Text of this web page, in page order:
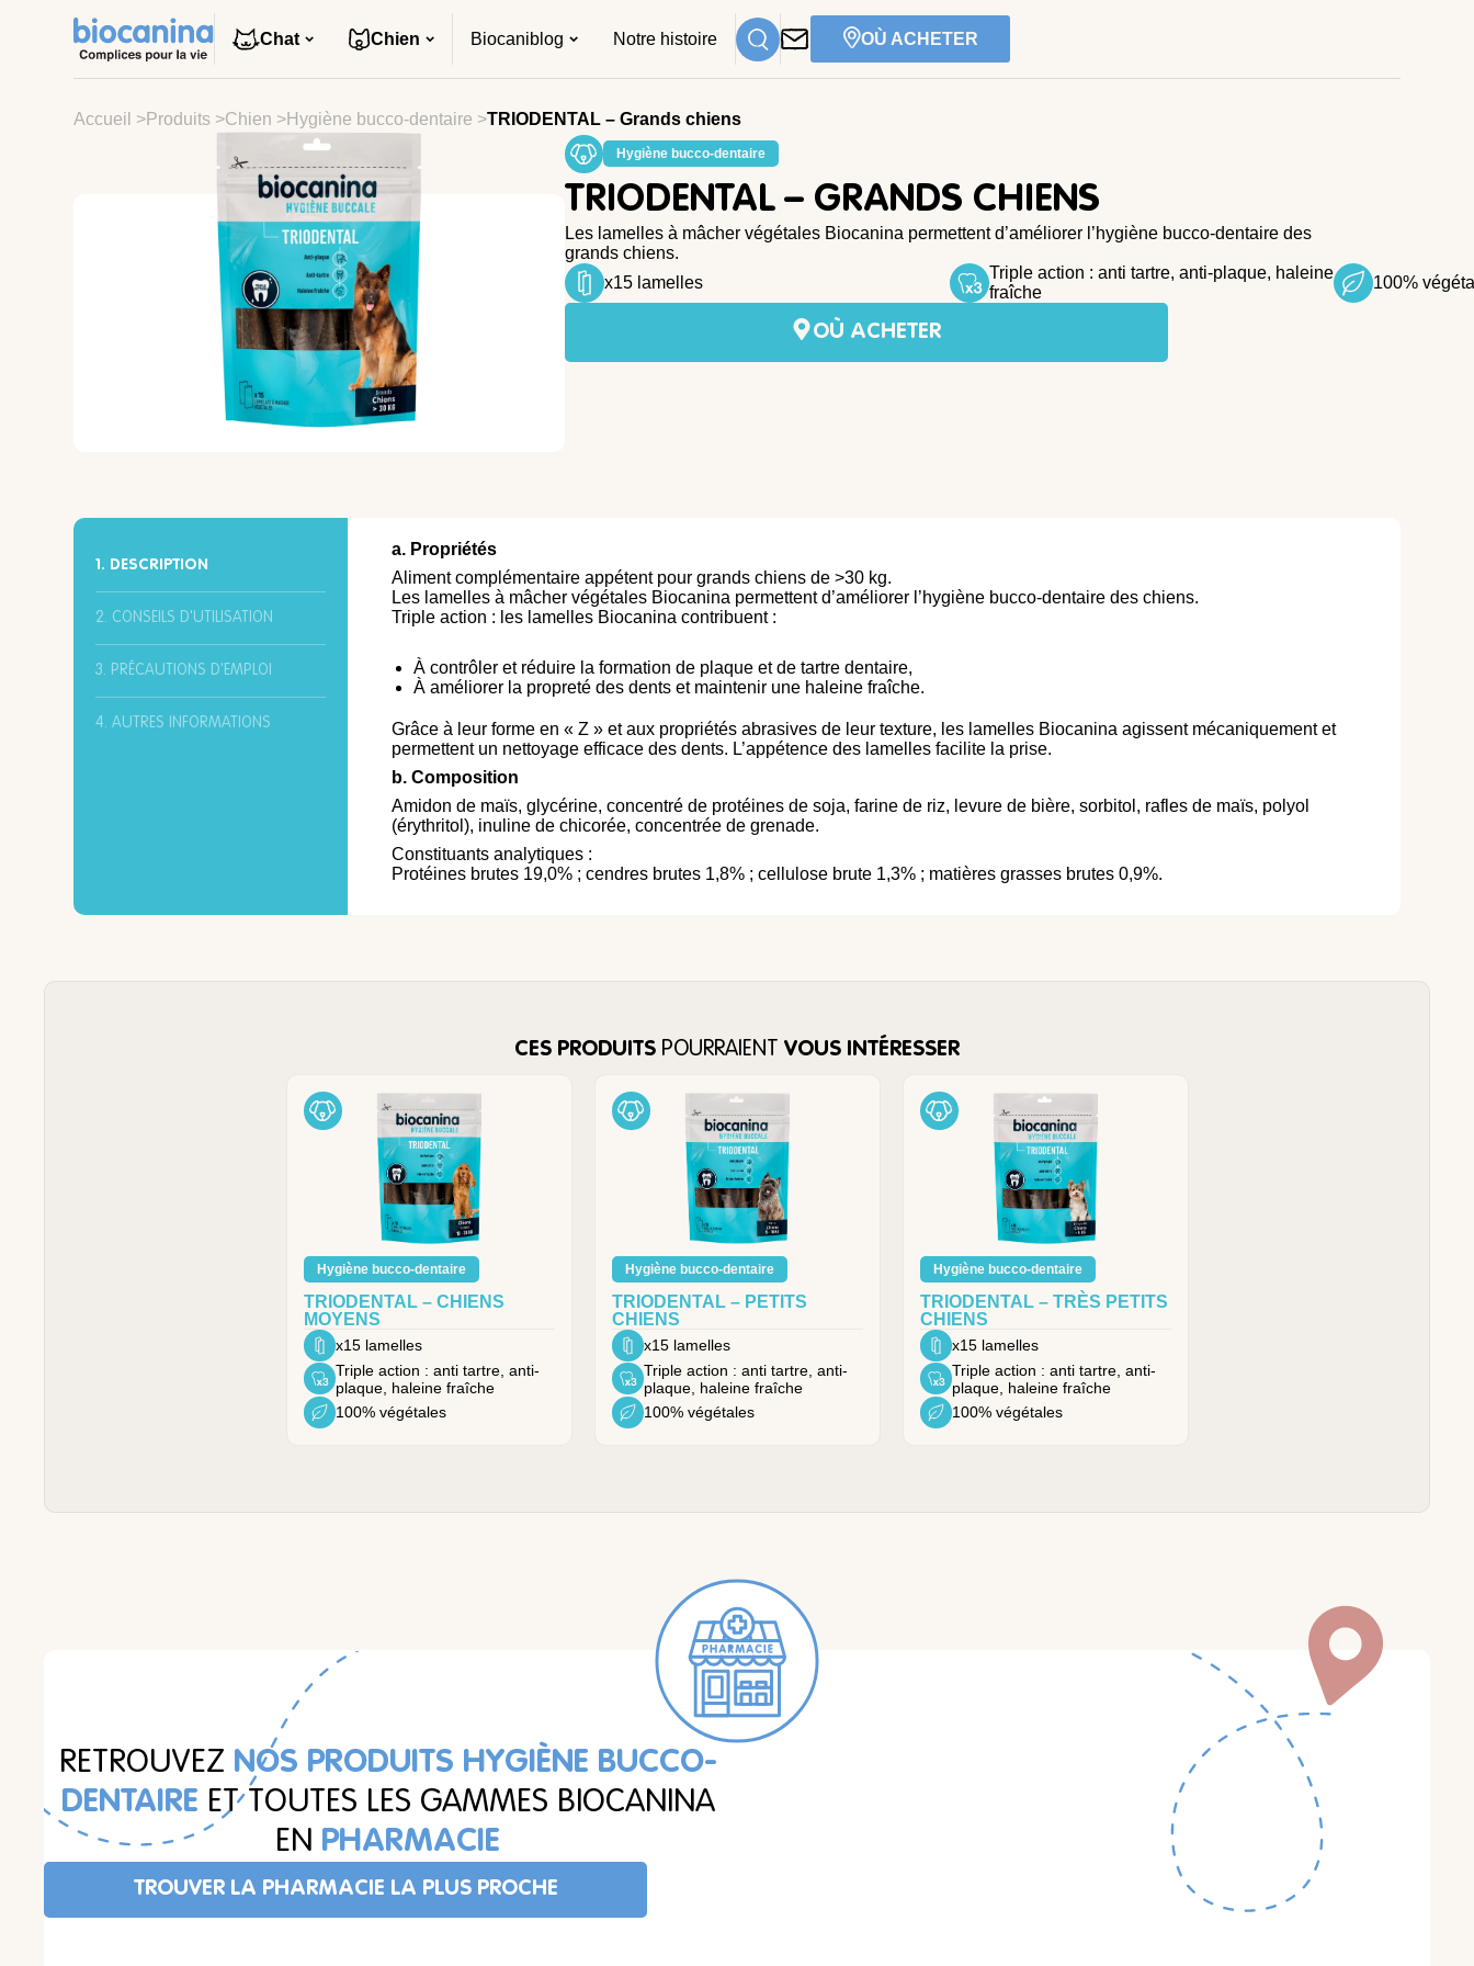
Chat Chien Biocaniblog Notre histoire OÙ ACHETER
Accueil >Produits >Chien >Hygiène bucco-dentaire >TRIODENTAL – Grands chiens
Hygiène bucco-dentaire
TRIODENTAL – GRANDS CHIENS
Les lamelles à mâcher végétales Biocanina permettent d’améliorer l’hygiène bucco-dentaire des
grands chiens.
x15 lamelles
Triple action : anti tartre, anti-plaque, haleine
fraîche
100%
OÙ ACHETER
1. DESCRIPTION
2. CONSEILS D'UTILISATION
3. PRÉCAUTIONS D'EMPLOI
4. AUTRES INFORMATIONS
a. Propriétés
Aliment complémentaire appétent pour grands chiens de >30 kg.
Les lamelles à mâcher végétales Biocanina permettent d’améliorer l’hygiène bucco-dentaire des chiens.
Triple action : les lamelles Biocanina contribuent :
Àcontrôler et réduire la formation de plaque et de tartre dentaire,
Àaméliorer la propreté des dents et maintenir une haleine fraîche.
Grâce à leur forme en « Z » et aux propriétés abrasives de leur texture, les lamelles Biocanina agissent mécaniquement et
permettent un nettoyage efficace des dents. L’appétence des lamelles facilite la prise.
b. Composition
Amidon de maïs, glycérine, concentré de protéines de soja, farine de riz, levure de bière, sorbitol, rafles de maïs, polyol
(érythritol), inuline de chicorée, concentrée de grenade.
Constituants analytiques :
Protéines brutes 19,0% ; cendres brutes 1,8% ; cellulose brute 1,3% ; matières grasses brutes 0,9%.
CES PRODUITS POURRAIENT VOUS INTÉRESSER
Hygiène bucco-dentaire
TRIODENTAL – CHIENS
MOYENS
x15 lamelles
Triple action : anti tartre, anti-
plaque, haleine fraîche
100% végétales
Hygiène bucco-dentaire
TRIODENTAL – PETITS
CHIENS
x15 lamelles
Triple action : anti tartre, anti-
plaque, haleine fraîche
100% végétales
Hygiène bucco-dentaire
TRIODENTAL – TRÈS PETITS
CHIENS
x15 lamelles
Triple action : anti tartre, anti-
plaque, haleine fraîche
100% végétales
RETROUVEZ NOS PRODUITS HYGIÈNE BUCCO-
DENTAIRE ET TOUTES LES GAMMES BIOCANINA
EN PHARMACIE
TROUVER LA PHARMACIE LA PLUS PROCHE